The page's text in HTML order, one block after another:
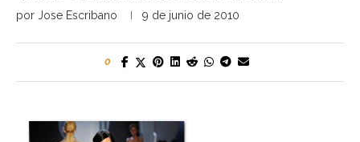
por Jose Escribano 9 de junio de 2010
0